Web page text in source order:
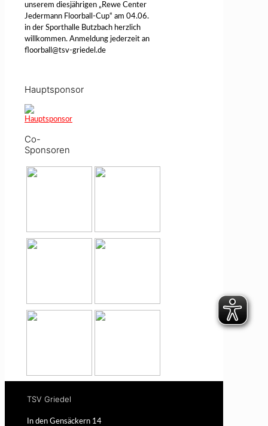
unserem diesjährigen „Rewe Center
Jedermann Floorball-Cup“ am 04.06.
in der Sporthalle Butzbach herzlich
willkommen. Anmeldung jederzeit an
floorball@tsv-griedel.de
Hauptsponsor
Co-
Sponsoren
TSV Griedel
In den Gensäckern 14